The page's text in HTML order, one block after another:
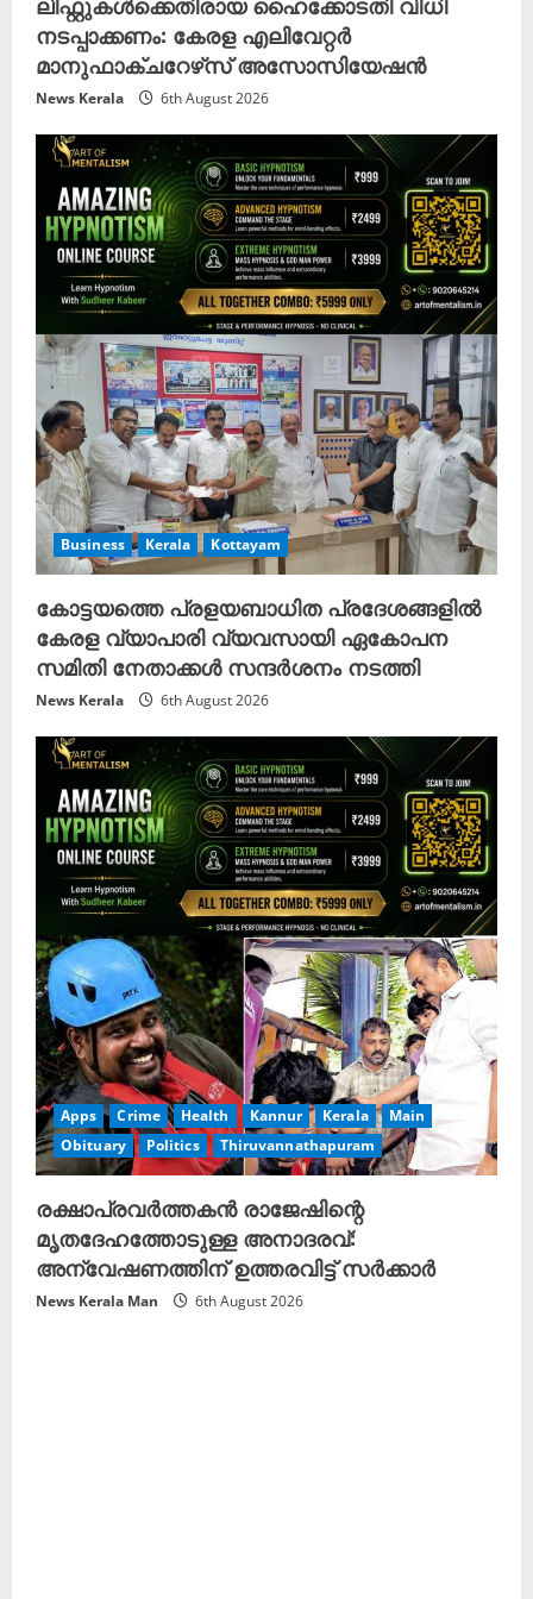
നടപ്പാക്കണം: കേരള എലിവേറ്റർ
മാനുഫാക്ചറേഴ്‌സ് അസോസിയേഷൻ
News Kerala 6th August 2026
Business Kerala Kottayam
കോട്ടയത്തെ പ്രളയബാധിത പ്രദേശങ്ങളിൽ
കേരള വ്യാപാരി വ്യവസായി ഏകോപന
സമിതി നേതാക്കൾ സന്ദർശനം നടത്തി
News Kerala 6th August 2026
Apps Crime Health Kannur Kerala
Main
Obituary
Politics Thiruvannathapuram
രക്ഷാപ്രവർത്തകൻ രാജേഷിന്റെ
മൃതദേഹത്തോടുള്ള അനാദരവ്:
അന്വേഷണത്തിന് ഉത്തരവിട്ട് സർക്കാർ
News Kerala Man 6th August 2026